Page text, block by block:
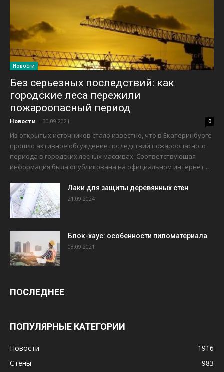
Новости
Без серьезных последствий: как
городские леса пережили
пожароопасный период
Новости - 30.09.2021 0
Из открытых источников стало известно, что в Екатеринбурге
прошло активное обсуждение последствий пожароопасного
периода в городских лесных массивах. Соответствующая
информация была опубликована на официальном интернет...
Лаки для защиты деревянных стен
21.09.2024
Блок-хаус: особенности пиломатериала
08.09.2021
ПОСЛЕДНЕЕ
ПОПУЛЯРНЫЕ КАТЕГОРИИ
Новости
1916
Стены
983